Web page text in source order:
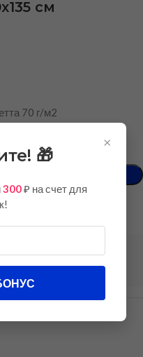
см
70 г/м2
свою цену!
×
🎁
300₽ на счет для